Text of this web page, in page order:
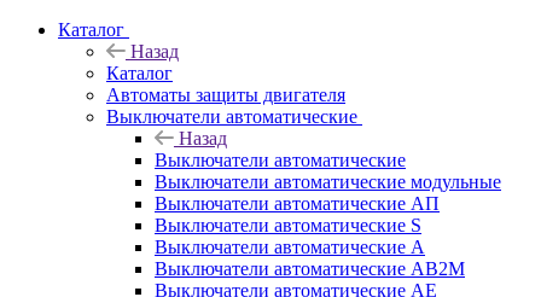
Каталог
Назад
Каталог
Автоматы защиты двигателя
Выключатели автоматические
Назад
Выключатели автоматические
Выключатели автоматические модульные
Выключатели автоматические АП
Выключатели автоматические S
Выключатели автоматические А
Выключатели автоматические АВ2М
Выключатели автоматические АЕ